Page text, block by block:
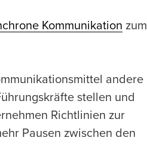
Kommunikation zum
andere
stellen und
Richtlinien zur
Pausen zwischen den